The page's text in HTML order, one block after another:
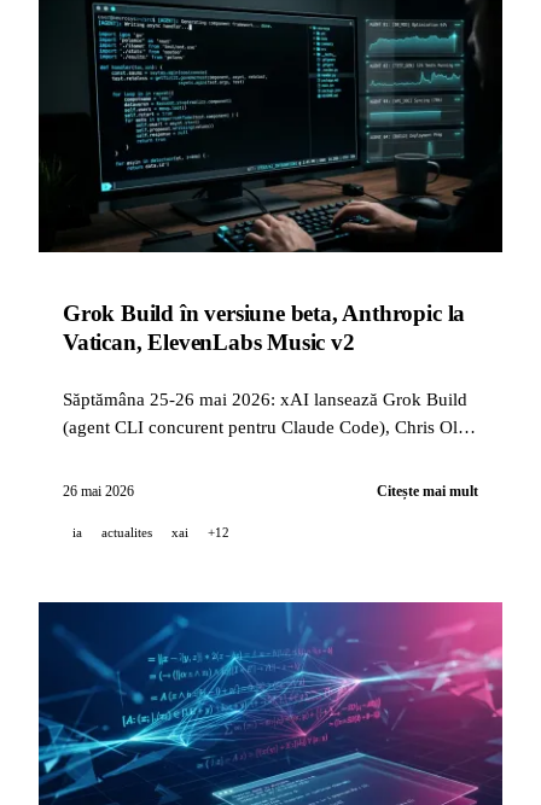
Grok Build în versiune beta, Anthropic la
Vatican, ElevenLabs Music v2
Săptămâna 25-26 mai 2026: xAI lansează Grok Build
(agent CLI concurent pentru Claude Code), Chris Olah
lansează Music v2 cu tarife API reduse la jumătate.
26 mai 2026 Citește mai mult
ia actualites xai +12